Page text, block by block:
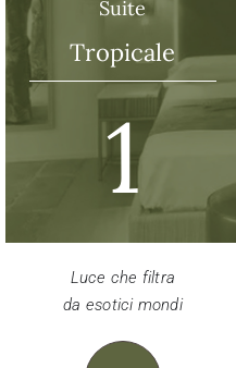
Suite
Tropicale
1
Luce che filtra
da esotici mondi